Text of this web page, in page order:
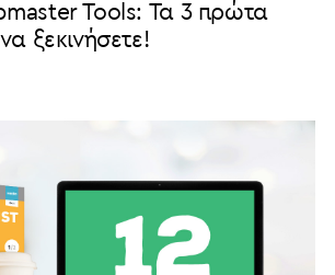
Tools: Τα 3 πρώτα
ξεκινήσετε!